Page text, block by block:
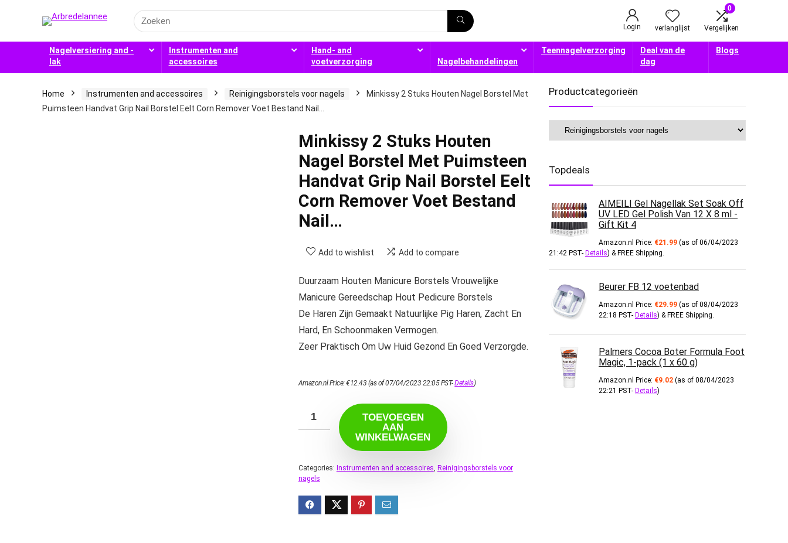
Search
for:
Login verlanglijst
0
Vergelijken
Nagelversiering and -
lak
Instrumenten and
accessoires
Hand- and
voetverzorging
Nagelbehandelingen
Teennagelverzorging
Deal van de
dag
Blogs
Home Instrumenten and accessoires Reinigingsborstels voor nagels
Minkissy 2 Stuks Houten Nagel Borstel Met
Puimsteen Handvat Grip Nail Borstel Eelt Corn Remover Voet Bestand Nail…
Minkissy 2 Stuks Houten
Nagel Borstel Met Puimsteen
Handvat Grip Nail Borstel Eelt
Corn Remover Voet Bestand
Nail…
Add to wishlist Add to compare
Duurzaam Houten Manicure Borstels Vrouwelijke
Manicure Gereedschap Hout Pedicure Borstels
De Haren Zijn Gemaakt Natuurlijke Pig Haren, Zacht En
Hard, En Schoonmaken Vermogen.
Zeer Praktisch Om Uw Huid Gezond En Goed Verzorgde.
Amazon.nl Price:€12.43 (as of 07/04/2023 22:05 PST-Details)
TOEVOEGEN
AAN
WINKELWAGEN
Categories: Instrumenten and accessoires, Reinigingsborstels voor
nagels
Productcategorieën
Topdeals
AIMEILI Gel Nagellak Set Soak Off
UV LED Gel Polish Van 12 X 8 ml -
Gift Kit 4
Amazon.nl Price: €21.99 (as of 06/04/2023
21:42 PST- Details) & FREE Shipping.
Beurer FB 12 voetenbad
Amazon.nl Price: €29.99 (as of 08/04/2023
22:18 PST- Details) & FREE Shipping.
Palmers Cocoa Boter Formula Foot
Magic, 1-pack (1 x 60 g)
Amazon.nl Price: €9.02 (as of 08/04/2023
22:21 PST- Details)